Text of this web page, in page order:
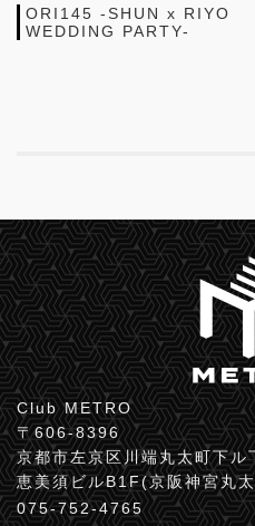
ORI145 -SHUN x RIYO
WEDDING PARTY-
Club METRO
〒606-8396
京都市左京区川端丸太町下ル
恵美須ビルB1F(京阪神宮丸
075-752-4765